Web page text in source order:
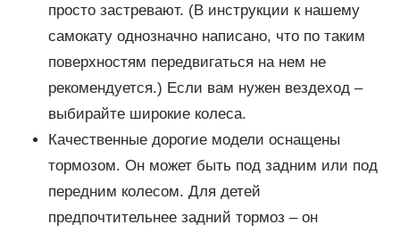
просто застревают. (В инструкции к нашему
самокату однозначно написано, что по таким
поверхностям передвигаться на нем не
рекомендуется.) Если вам нужен вездеход –
выбирайте широкие колеса.
Качественные дорогие модели оснащены
тормозом. Он может быть под задним или под
передним колесом. Для детей
предпочтительнее задний тормоз – он